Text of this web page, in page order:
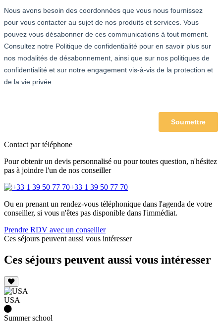
Contact par téléphone
Pour obtenir un devis personnalisé ou pour toutes question, n'hésitez
pas à joindre l'un de nos conseiller
+33 1 39 50 77 70
Ou en prenant un rendez-vous téléphonique dans l'agenda de votre
conseiller, si vous n'êtes pas disponible dans l'immédiat.
Prendre RDV avec un conseiller
Ces séjours peuvent aussi vous intéresser
Ces séjours peuvent aussi vous intéresser
USA
Summer school